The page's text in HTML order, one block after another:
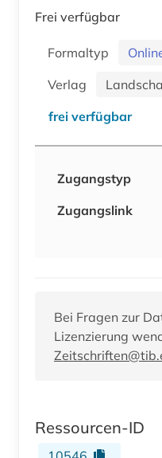
Frei verfügbar
Formaltyp
Verlag
frei verfügbar
Zugangstyp
Zugangslink
Bei Fragen zur
Lizenzierung
Ressourcen-ID